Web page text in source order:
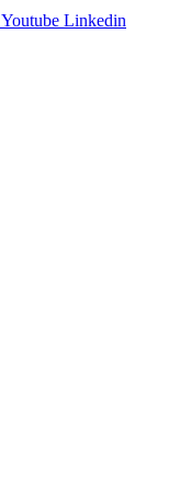
Youtube Linkedin